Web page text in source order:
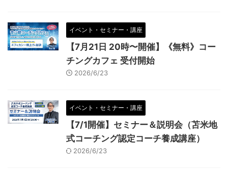
イベント・セミナー・講座
【7月21日 20時〜開催】《無料》コー
チングカフェ 受付開始
2026/6/23
イベント・セミナー・講座
【7/1開催】セミナー＆説明会（苫米地
式コーチング認定コーチ養成講座）
2026/6/23